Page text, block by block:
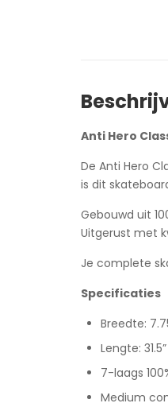
Anti Hero
De Anti Hero
is dit
Gebouwd uit
Uitgerust met
Je complete
Specificaties
Breedte:
Lengte: 31.5”
7-laags
Medium